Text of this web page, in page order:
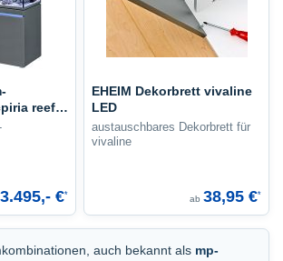
reef
3.495,- €*
EHEIM Dekorbrett vivaline
LED
austauschbares Dekorbrett für
vivaline
ab 38,95 €*
auch bekannt als mp-